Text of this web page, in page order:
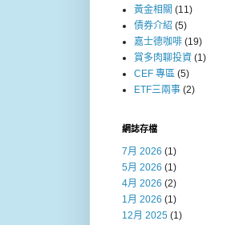
黃金相關 (11)
債券介紹 (5)
嘉士德咖啡 (19)
賞多肉聊投資 (1)
CEF 專區 (5)
ETF三兩事 (2)
網誌存檔
7月 2026 (1)
5月 2026 (1)
4月 2026 (2)
1月 2026 (1)
12月 2025 (1)